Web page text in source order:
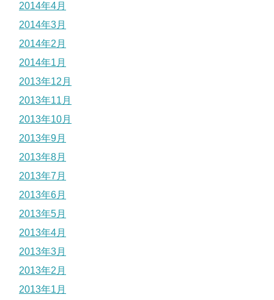
2014年4月
2014年3月
2014年2月
2014年1月
2013年12月
2013年11月
2013年10月
2013年9月
2013年8月
2013年7月
2013年6月
2013年5月
2013年4月
2013年3月
2013年2月
2013年1月